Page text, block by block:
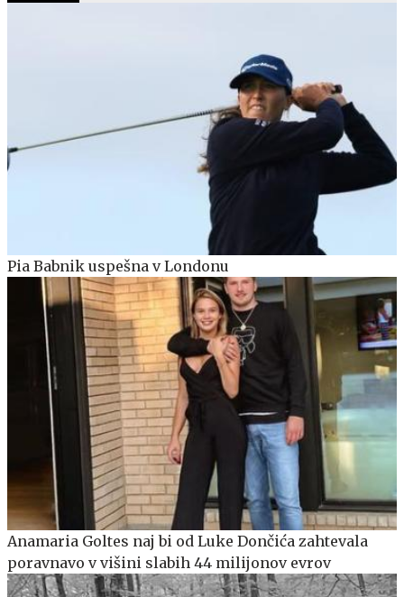
Pia Babnik uspešna v Londonu
Anamaria Goltes naj bi od Luke Dončića zahtevala
poravnavo v višini slabih 44 milijonov evrov